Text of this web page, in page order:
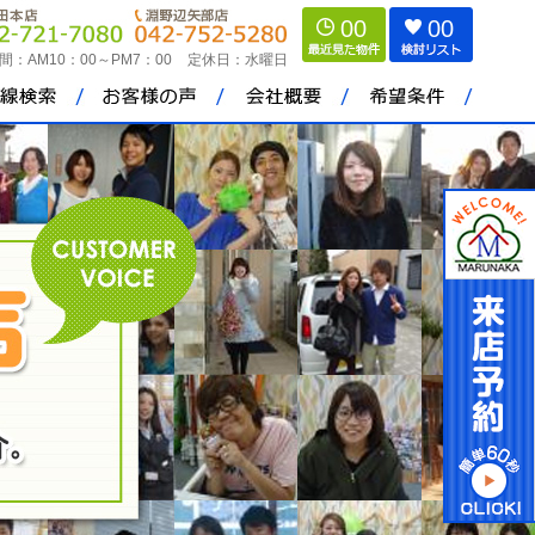
： AM10：00～PM7：00 定休日： 水曜日
00 00